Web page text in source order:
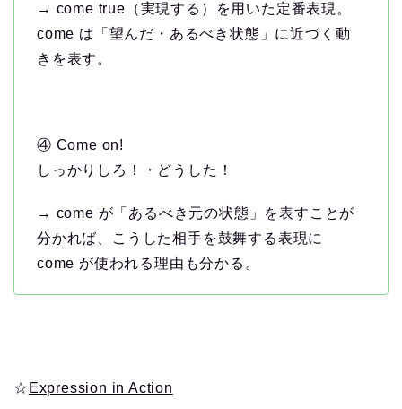
→ come true（実現する）を用いた定番表現。
come は「望んだ・あるべき状態」に近づく動
きを表す。
④ Come on!
しっかりしろ！・どうした！
→ come が「あるべき元の状態」を表すことが
分かれば、こうした相手を鼓舞する表現に
come が使われる理由も分かる。
☆ Expression in Action